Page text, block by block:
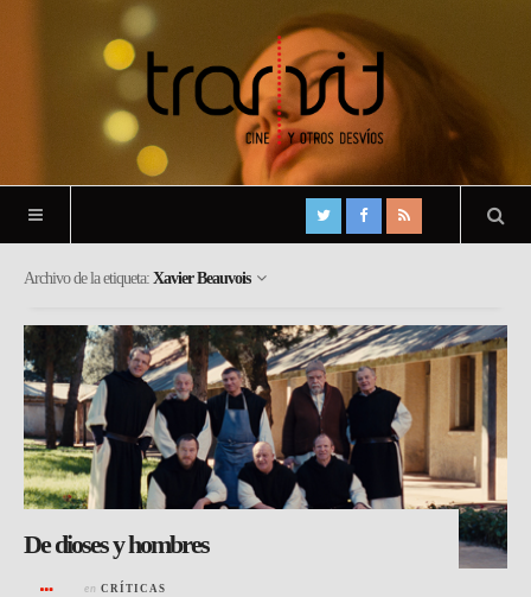
Archivo de la etiqueta: Xavier Beauvois
De dioses y hombres
en CRÍTICAS